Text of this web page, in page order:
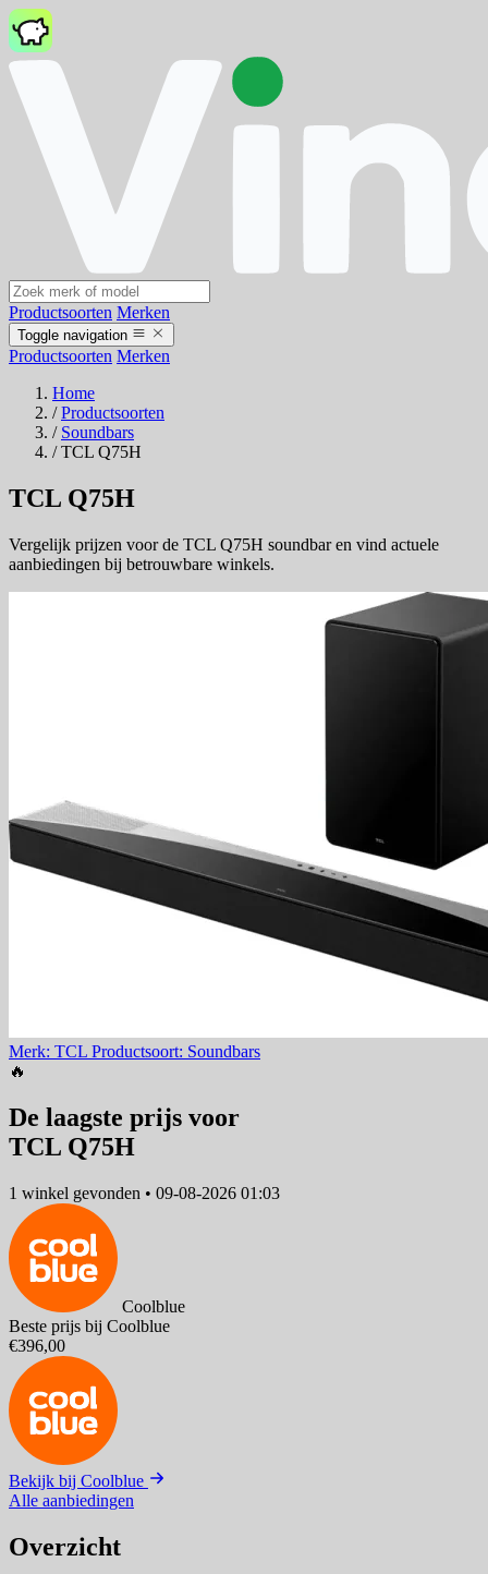
Productsoorten Merken
Toggle navigation
Productsoorten Merken
Home
/ Productsoorten
/ Soundbars
/ TCL Q75H
TCL Q75H
Vergelijk prijzen voor de TCL Q75H soundbar en vind actuele
aanbiedingen bij betrouwbare winkels.
Merk: TCL Productsoort: Soundbars
🔥
De laagste prijs voor
TCL Q75H
1 winkel gevonden • 09-08-2026 01:03
Coolblue
Beste prijs bij Coolblue
€396,00
Bekijk bij Coolblue
Alle aanbiedingen
Overzicht